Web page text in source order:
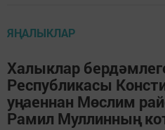
ЯҢАЛЫКЛАР
Халыклар
Республикасы
уңаеннан Мөслим
Рамил Муллинның